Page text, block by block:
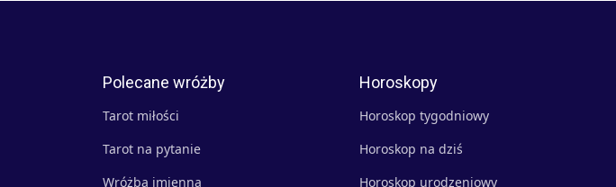
Polecane wróżby
Tarot miłości
Tarot na pytanie
Wróżba imienna
Horoskopy
Horoskop tygodniowy
Horoskop na dziś
Horoskop urodzeniowy